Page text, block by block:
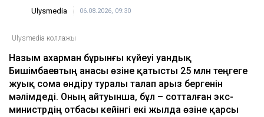
Ulysmedia 06.08.2026, 09:30